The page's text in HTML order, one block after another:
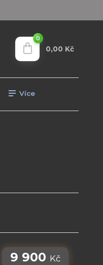
0
0,00 Kč
Více
9 900 Kč